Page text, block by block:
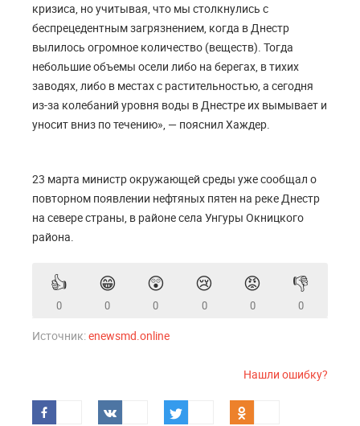
кризиса, но учитывая, что мы столкнулись с
беспрецедентным загрязнением, когда в Днестр
вылилось огромное количество (веществ). Тогда
небольшие объемы осели либо на берегах, в тихих
заводях, либо в местах с растительностью, а сегодня
из-за колебаний уровня воды в Днестре их вымывает и
уносит вниз по течению», — пояснил Хаждер.
23 марта министр окружающей среды уже сообщал о
повторном появлении нефтяных пятен на реке Днестр
на севере страны, в районе села Унгуры Окницкого
района.
👍
0
😁
0
😲
0
😢
0
😡
0
👎
0
Источник:enewsmd.online
Нашли ошибку?